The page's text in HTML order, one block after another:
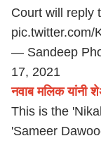
Court will
pic.twitter.com/
— Sandeep
17, 2021
नवाब मलिक यांनी
This is the
'Sameer